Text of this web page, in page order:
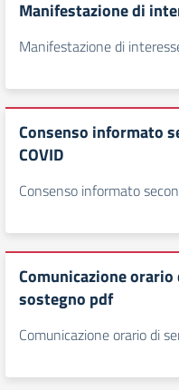
Manifestazione di
Manifestazione di
Consenso informato
COVID
Consenso informato
Comunicazione
sostegno pdf
Comunicazione orario di